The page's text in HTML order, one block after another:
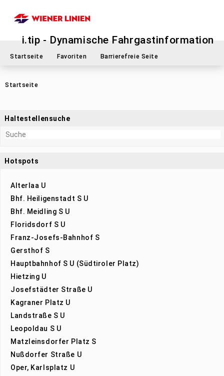
i.tip - Dynamische Fahrgastinformation
Startseite Favoriten Barrierefreie Seite
Startseite
Haltestellensuche
Hotspots
Alterlaa U
Bhf. Heiligenstadt S U
Bhf. Meidling S U
Floridsdorf S U
Franz-Josefs-Bahnhof S
Gersthof S
Hauptbahnhof S U (Südtiroler Platz)
Hietzing U
Josefstädter Straße U
Kagraner Platz U
Landstraße S U
Leopoldau S U
Matzleinsdorfer Platz S
Nußdorfer Straße U
Oper, Karlsplatz U